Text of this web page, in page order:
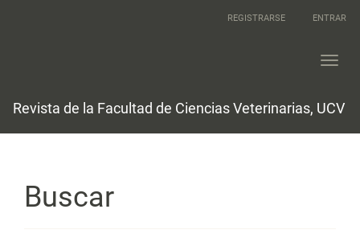
REGISTRARSE ENTRAR
Revista de la Facultad de Ciencias Veterinarias, UCV
Buscar